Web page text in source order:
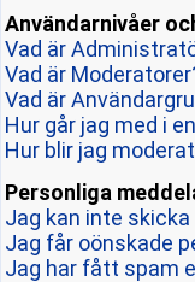
Användarnivåer
Vad är
Vad är
Vad är
Hur går jag med i
Hur blir jag
Personliga
Jag kan inte
Jag får oönskade
Jag har fått spam